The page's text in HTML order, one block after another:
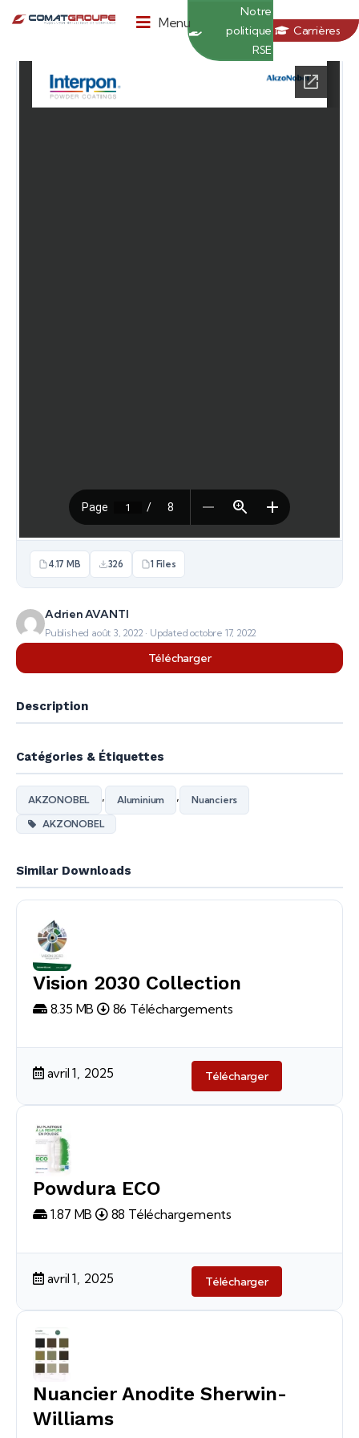
Menu
Notre
politique
RSE
Carrières
4.17 MB 326 1 Files
Adrien AVANTI
Published août 3, 2022 · Updated octobre 17, 2022
Télécharger
Description
Catégories & Étiquettes
AKZONOBEL , Aluminium ,
Nuanciers
AKZONOBEL
Similar Downloads
Vision 2030 Collection
8.35 MB 86 Téléchargements
avril 1, 2025 Télécharger
Powdura ECO
1.87 MB 88 Téléchargements
avril 1, 2025 Télécharger
Nuancier Anodite Sherwin-
Williams